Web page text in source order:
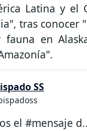
Latina y el
tras
en
SS
el #mensaje